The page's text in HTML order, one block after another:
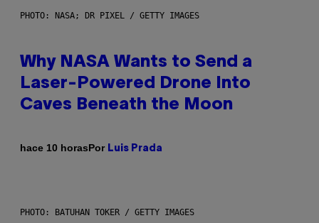
PHOTO: NASA; DR PIXEL / GETTY IMAGES
Why NASA Wants to Send a
Laser-Powered Drone Into
Caves Beneath the Moon
hace 10 horasPor Luis Prada
PHOTO: BATUHAN TOKER / GETTY IMAGES